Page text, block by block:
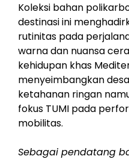
Koleksi bahan
destinasi ini
rutinitas pada
warna dan nuansa
kehidupan khas
menyeimbangkan
ketahanan ringan
fokus TUMI pada
mobilitas.
Sebagai pendatang